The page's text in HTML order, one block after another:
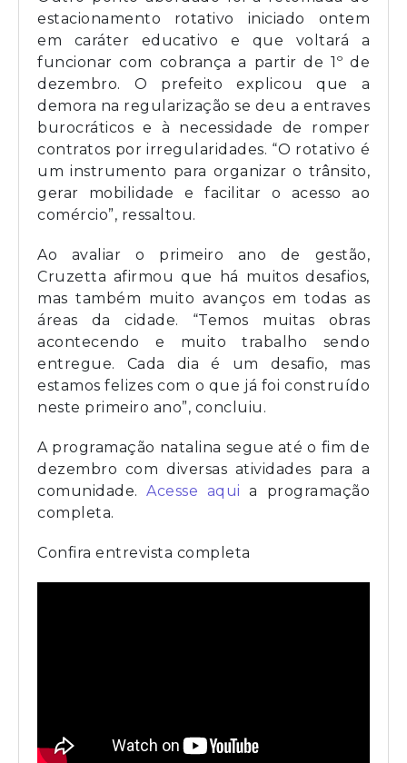
estacionamento rotativo iniciado ontem
em caráter educativo e que voltará a
funcionar com cobrança a partir de 1º de
dezembro. O prefeito explicou que a
demora na regularização se deu a entraves
burocráticos e à necessidade de romper
contratos por irregularidades. “O rotativo é
um instrumento para organizar o trânsito,
gerar mobilidade e facilitar o acesso ao
comércio”, ressaltou.
Ao avaliar o primeiro ano de gestão,
Cruzetta afirmou que há muitos desafios,
mas também muito avanços em todas as
áreas da cidade. “Temos muitas obras
acontecendo e muito trabalho sendo
entregue. Cada dia é um desafio, mas
estamos felizes com o que já foi construído
neste primeiro ano”, concluiu.
A programação natalina segue até o fim de
dezembro com diversas atividades para a
comunidade.Acesse aqui a programação
completa.
Confira entrevista completa